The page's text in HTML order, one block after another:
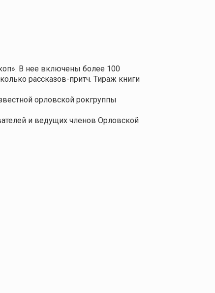
В нее включены более 100
рассказов-притч. Тираж книги
орловской рокгруппы
и ведущих членов Орловской